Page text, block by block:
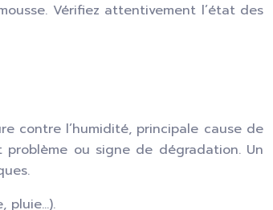
Vérifiez attentivement l’état des
contre l’humidité, principale cause de
ou signe de dégradation. Un
pluie…).